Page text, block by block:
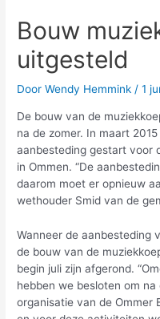
Bouw
uitgesteld
DoorWendy Hemmink/1
De bouw van de
na de zomer. In maart
aanbesteding gestart voor
in Ommen. “De
daarom moet er opnieuw
wethouder Smid van de
Wanneer de aanbesteding
de bouw van de
begin juli zijn afgerond.
hebben we besloten om
organisatie van de Ommer